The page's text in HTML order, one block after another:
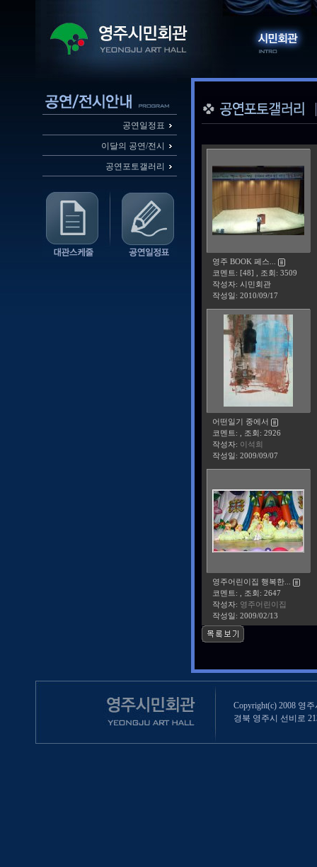
공연일정표
이달의 공연/전시
공연포토갤러리
영주 BOOK 페스...
코멘트: [48] , 조회: 3509
작성자: 시민회관
작성일: 2010/09/17
어떤일기 중에서
코멘트: , 조회: 2926
작성자: 이석희
작성일: 2009/09/07
영주어린이집 행복한...
코멘트: , 조회: 2647
작성자: 영주어린이집
작성일: 2009/02/13
Copyright(c) 2008 영
경북 영주시 선비로